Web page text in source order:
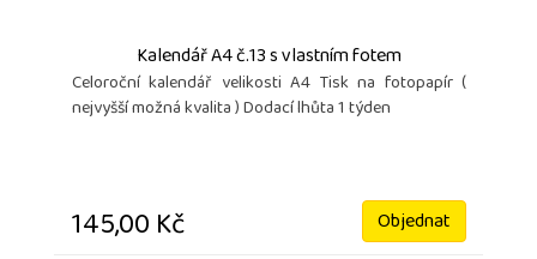
Kalendář A4 č.13 s vlastním fotem
Celoroční kalendář velikosti A4 Tisk na fotopapír (
nejvyšší možná kvalita ) Dodací lhůta 1 týden
145,00 Kč Objednat